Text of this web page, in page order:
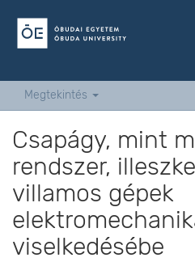
Megtekintés
Csapágy, mint
rendszer,
villamos gépek
viselkedésébe